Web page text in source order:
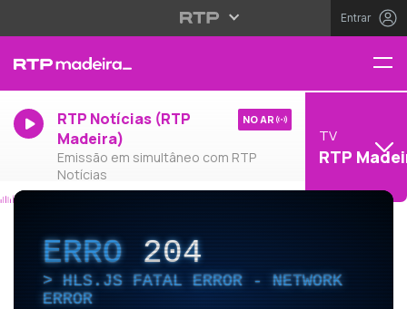
Entrar
RTP Notícias (RTP
Madeira)
Emissão em simultâneo com RTP
Notícias
NO AR
TV
RTP
ERRO204
HLS.JS FATAL ERROR - NETWORK
ERROR